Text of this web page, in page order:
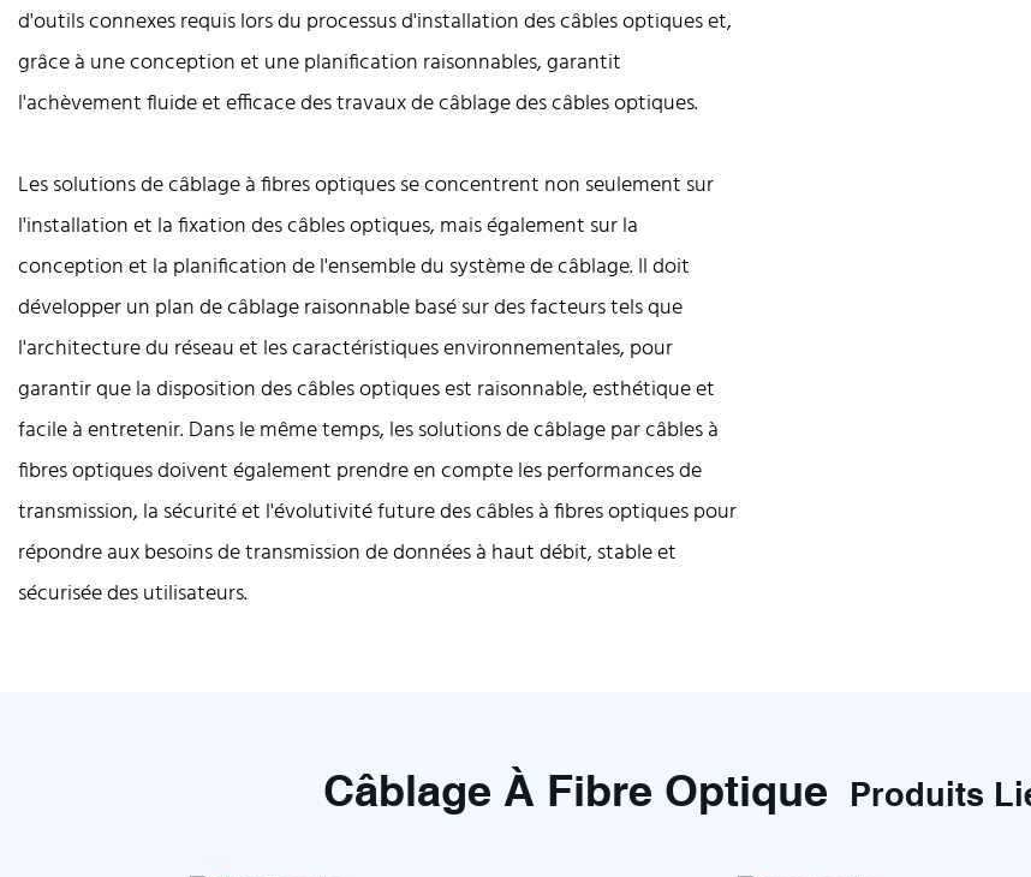
d'outils connexes requis lors du processus d'installation des câbles optiques et,
grâce à une conception et une planification raisonnables, garantit
l'achèvement fluide et efficace des travaux de câblage des câbles optiques.
Les solutions de câblage à fibres optiques se concentrent non seulement sur
l'installation et la fixation des câbles optiques, mais également sur la
conception et la planification de l'ensemble du système de câblage. Il doit
développer un plan de câblage raisonnable basé sur des facteurs tels que
l'architecture du réseau et les caractéristiques environnementales, pour
garantir que la disposition des câbles optiques est raisonnable, esthétique et
facile à entretenir. Dans le même temps, les solutions de câblage par câbles à
fibres optiques doivent également prendre en compte les performances de
transmission, la sécurité et l'évolutivité future des câbles à fibres optiques pour
répondre aux besoins de transmission de données à haut débit, stable et
sécurisée des utilisateurs.
Câblage À Fibre Optique Produits